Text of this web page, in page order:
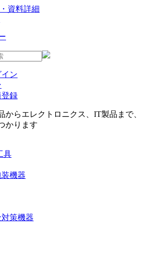
からエレクトロニクス、IT製品まで、
かります
具
機器
策機器